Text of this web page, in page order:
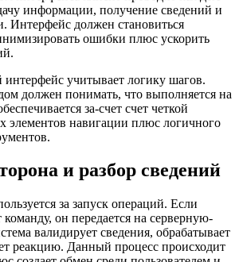
информации, получение сведений и
Интерфейс должен становиться
ошибки плюс ускорить
учитывает логику шагов.
должен понимать, что выполняется на
за-счет счет четкой
элементов навигации плюс логичного
и разбор сведений
за запуск операций. Если
он передается на серверную-
валидирует сведения, обрабатывает
реакцию. Данный процесс происходит